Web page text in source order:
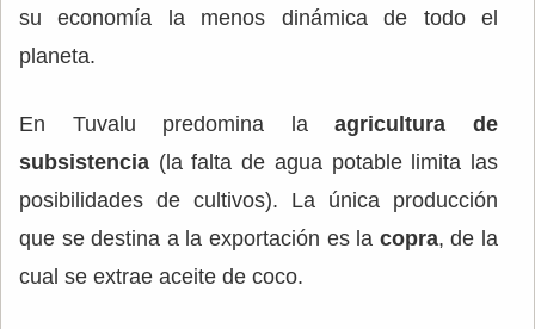
su economía la menos dinámica de todo el
planeta.
En Tuvalu predomina laagricultura de
subsistencia (la falta de agua potable limita las
posibilidades de cultivos). La única producción
que se destina a la exportación es la copra, de la
cual se extrae aceite de coco.